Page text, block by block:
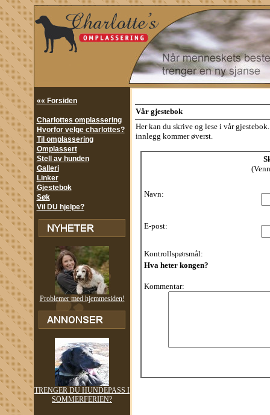
«« Forsiden
Charlottes omplassering
Hvorfor velge charlottes?
Til omplassering
Omplassert
Stell av hunden
Galleri
Linker
Gjestebok
Søk
Vil DU hjelpe?
Problemer med hjemmesiden!
TRENGER DU HUNDEPASS I
SOMMERFERIEN?
Vår gjestebok
Her kan du skrive og lese i vår
innlegg kommer øverst.
Navn:
E-post:
Kontrollspørsmål:
Hva heter kongen?
Kommentar: